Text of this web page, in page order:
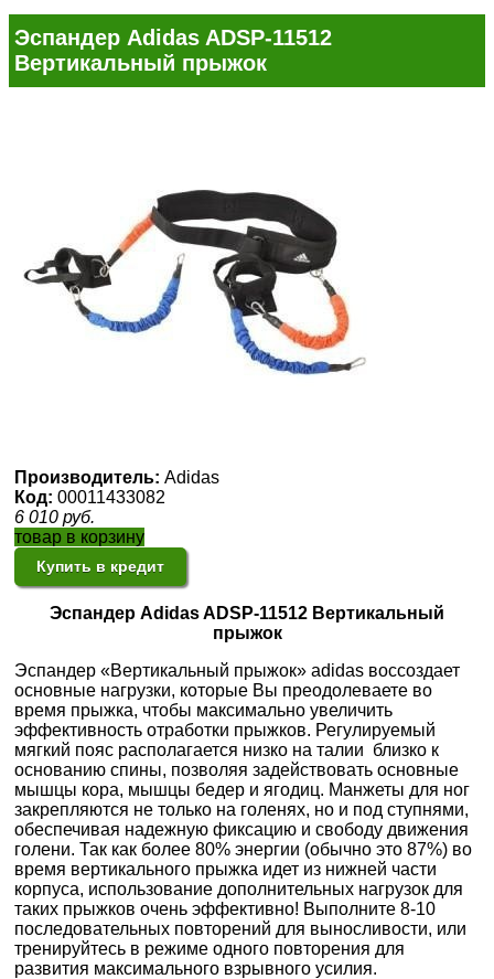
Эспандер Adidas ADSP-11512
Вертикальный прыжок
Производитель: Adidas
Код: 00011433082
6 010 руб.
товар в корзину
Купить в кредит
Эспандер Adidas ADSP-11512 Вертикальный
прыжок
Эспандер «Вертикальный прыжок» adidas воссоздает
основные нагрузки, которые Вы преодолеваете во
время прыжка, чтобы максимально увеличить
эффективность отработки прыжков. Регулируемый
мягкий пояс располагается низко на талии близко к
основанию спины, позволяя задействовать основные
мышцы кора, мышцы бедер и ягодиц. Манжеты для ног
закрепляются не только на голенях, но и под ступнями,
обеспечивая надежную фиксацию и свободу движения
голени. Так как более 80% энергии (обычно это 87%) во
время вертикального прыжка идет из нижней части
корпуса, использование дополнительных нагрузок для
таких прыжков очень эффективно! Выполните 8-10
последовательных повторений для выносливости, или
тренируйтесь в режиме одного повторения для
развития максимального взрывного усилия.